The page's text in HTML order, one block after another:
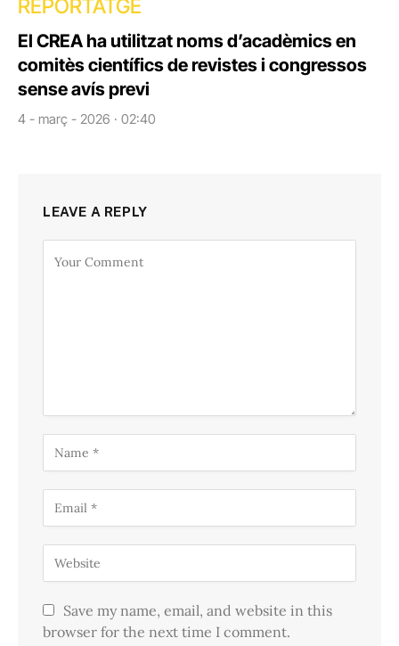
REPORTATGE
El CREA ha utilitzat noms d’acadèmics en
comitès científics de revistes i congressos
sense avís previ
4 - març - 2026 · 02:40
LEAVE A REPLY
Save my name, email, and website in this
browser for the next time I comment.